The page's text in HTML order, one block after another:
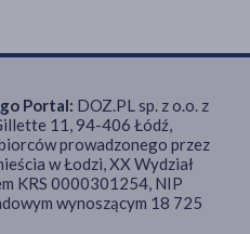
Portal: DOZ.PL sp. z o.o. z
11, 94-406 Łódź,
prowadzonego przez
w Łodzi, XX Wydział
KRS 0000301254, NIP
wynoszącym 18 725